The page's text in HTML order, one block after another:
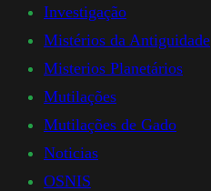
Investigação
Mistérios da Antiguidade
Misterios Planetários
Mutilações
Mutilações de Gado
Noticias
OSNIS